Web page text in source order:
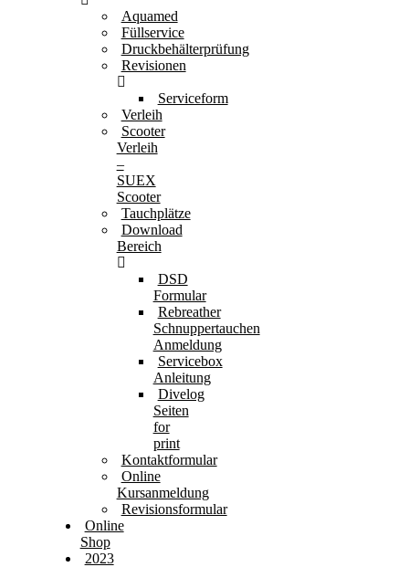
Aquamed
Füllservice
Druckbehälterprüfung
Revisionen
Serviceform
Verleih
Scooter
Verleih
–
SUEX
Scooter
Tauchplätze
Download
Bereich
DSD
Formular
Rebreather
Schnuppertauchen
Anmeldung
Servicebox
Anleitung
Divelog
Seiten
for
print
Kontaktformular
Online
Kursanmeldung
Revisionsformular
Online
Shop
2023